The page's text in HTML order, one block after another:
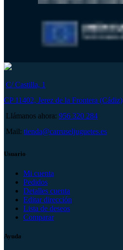
C/ Castilla, 1
CP 11402, Jerez de la Frontera (Cádiz)
Llámanos ahora: 956 320 284
Mail: tienda@carruseljuguetes.es
Usuario
Mi cuenta
Pedidos
Detalles cuenta
Editar dirección
Lista de deseos
Comparar
Ayuda